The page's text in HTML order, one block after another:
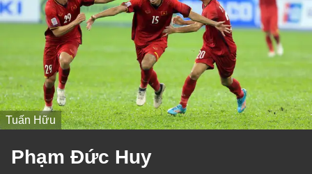
Tuấn Hữu
Phạm Đức Huy